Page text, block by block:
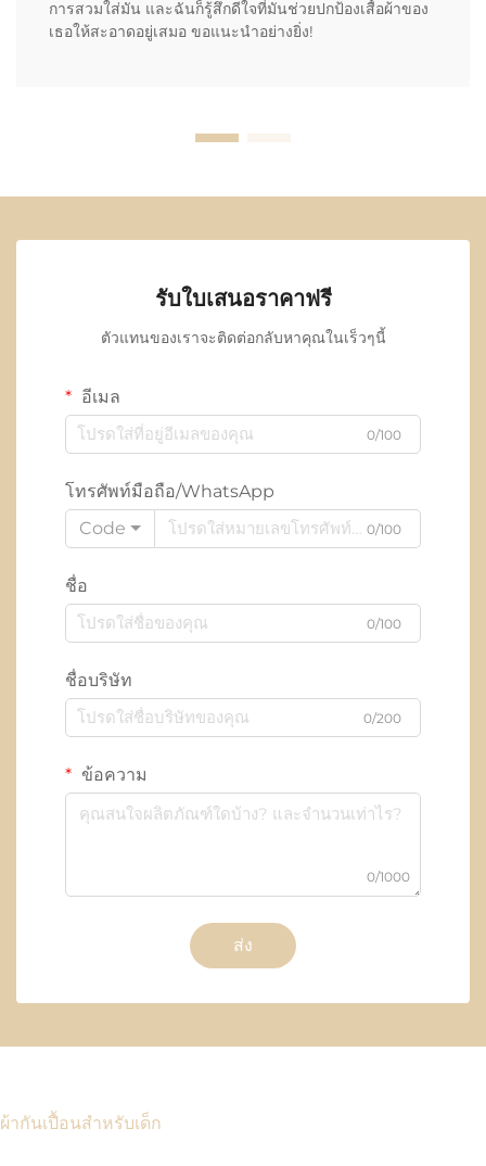
การสวมใส่มัน และฉันก็รู้สึกดีใจที่มันช่วยปกป้องเสื้อผ้าของ
เธอให้สะอาดอยู่เสมอ ขอแนะนำอย่างยิ่ง!
รับใบเสนอราคาฟรี
ตัวแทนของเราจะติดต่อกลับหาคุณในเร็วๆนี้
อีเมล
0/100
โทรศัพท์มือถือ/WhatsApp
Code
0/100
ชื่อ
0/100
ชื่อบริษัท
0/200
ข้อความ
0/1000
ส่ง
ผ้ากันเปื้อนสำหรับเด็ก